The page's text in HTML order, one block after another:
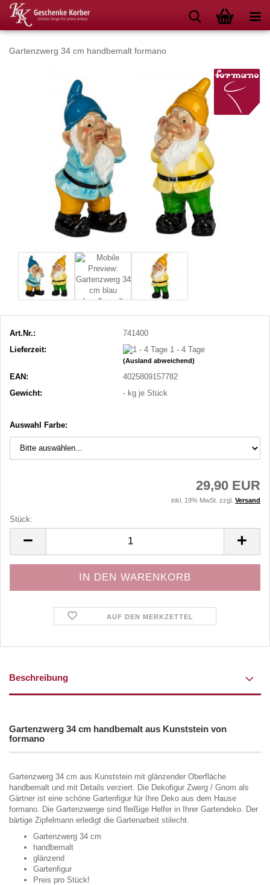
Gartenzwerg 34 cm handbemalt formano
Art.Nr.:
741400
Lieferzeit:
1 - 4 Tage
(Ausland abweichend)
EAN:
4025809157782
Gewicht:
- kg je Stück
Auswahl Farbe:
29,90 EUR
inkl. 19% MwSt. zzgl. Versand
Stück:
AUF DEN MERKZETTEL
Beschreibung
Gartenzwerg 34 cm handbemalt aus Kunststein von
formano
Gartenzwerg 34 cm aus Kunststein mit glänzender Oberfläche
handbemalt und mit Details verziert. Die Dekofigur Zwerg / Gnom als
Gärtner ist eine schöne Gartenfigur für Ihre Deko aus dem Hause
formano. Die Gartenzwerge sind fleißige Helfer in Ihrer Gartendeko. Der
bärtige Zipfelmann erledigt die Gartenarbeit stilecht.
Gartenzwerg 34 cm
handbemalt
glänzend
Gartenfigur
Preis pro Stück!